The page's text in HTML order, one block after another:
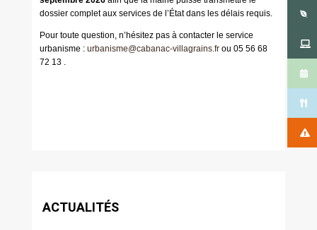
dossier complet aux services de l’État dans les délais requis.
Pour toute question, n’hésitez pas à contacter le service
urbanisme :urbanisme@cabanac-villagrains.frou 05 56 68
72 13 .
ACTUALITÉS